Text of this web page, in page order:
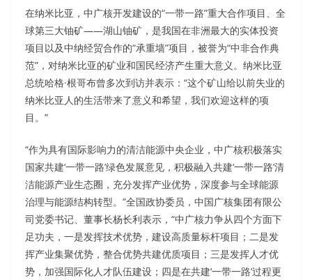
在纳米比亚，中广核开发建设的“一带一路”重大合作项目、全
球第三大铀矿——湖山铀矿，是我国在非洲最大的实体投资
项目以及中纳经贸合作的“承重墙”项目，被誉为“中非合作典
范”，对纳米比亚的矿业和国民经济产生重大意义。纳米比亚
总统哈格·根哥布曾多次到访并表示：“这个矿山给以前失业的
纳米比亚人的生活带来了意义和希望，我们欢迎这样的项
目。”
“作为具有国际影响力的清洁能源中央企业，中广核积极落实
国家共建‘一带一路’绿色发展意见，积极融入共建‘一带一路’清
洁能源产业生态圈，充分发挥产业优势，深度参与全球能源
治理与能源结构转型。”全国政协委员，中国广核集团有限公
司党委书记、董事长杨长利表示，“中广核力争从四个方面下
足功夫，一是发挥技术优势，建设高质量标杆项目；二是发
挥产业集聚优势，整合优势共建优质项目；三是发挥人才优
势，加强国际化人才队伍建设；四是在共建‘一带一路’过程更